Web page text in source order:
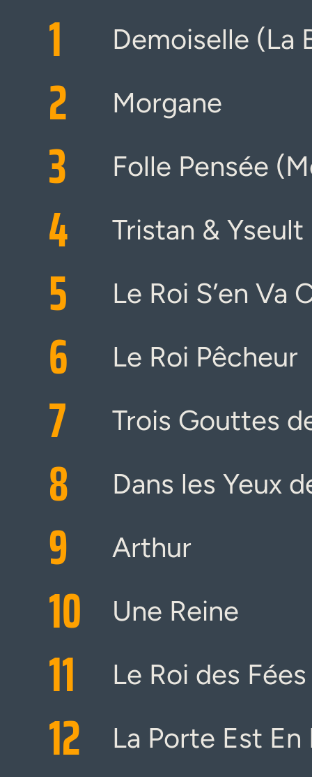
1 Demoiselle (La
2 Morgane
3 Folle Pensée
4 Tristan & Yseult
5 Le Roi S’en Va
6 Le Roi Pêcheur
7 Trois Gouttes
8 Dans les Yeux
9 Arthur
10 Une Reine
11 Le Roi des Fées
12 La Porte Est En